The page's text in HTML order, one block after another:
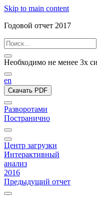
Skip to main content
Годовой отчет 2017
Необходимо не менее 3х
en
Скачать PDF
Разворотами
Постранично
Центр загрузки
Интерактивный
анализ
2016
Предыдущий отчет